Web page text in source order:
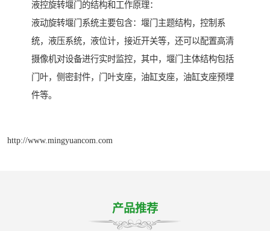
液控旋转堰门的结构和工作原理：
液动旋转堰门系统主要包含：堰门主题结构，控制系
统，液压系统，液位计，接近开关等，还可以配置高清
摄像机对设备进行实时监控，其中，堰门主体结构包括
门叶，侧密封件，门叶支座，油缸支座，油缸支座预埋
件等。
http://www.mingyuancom.com
产品推荐